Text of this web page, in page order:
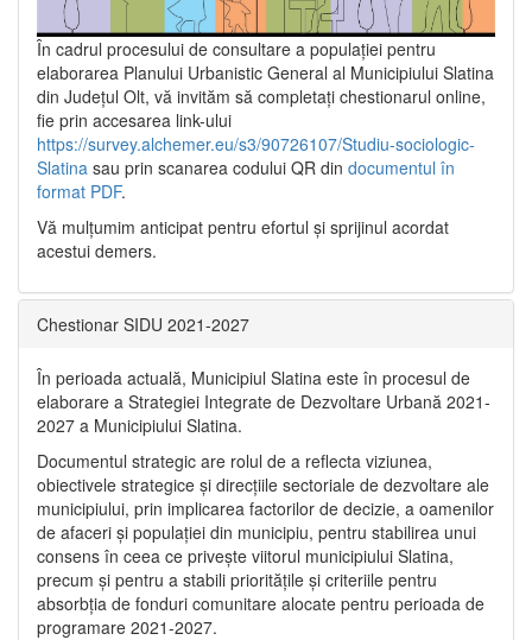
În cadrul procesului de consultare a populaţiei pentru
elaborarea Planului Urbanistic General al Municipiului Slatina
din Județul Olt, vă invităm să completați chestionarul online,
fie prin accesarea link-ului
https://survey.alchemer.eu/s3/90726107/Studiu-sociologic-
Slatina sau prin scanarea codului QR din documentul în
format PDF.
Vă mulţumim anticipat pentru efortul şi sprijinul acordat
acestui demers.
Chestionar SIDU 2021-2027
În perioada actuală, Municipiul Slatina este în procesul de
elaborare a Strategiei Integrate de Dezvoltare Urbană 2021‐
2027 a Municipiului Slatina.
Documentul strategic are rolul de a reflecta viziunea,
obiectivele strategice și direcțiile sectoriale de dezvoltare ale
municipiului, prin implicarea factorilor de decizie, a oamenilor
de afaceri și populației din municipiu, pentru stabilirea unui
consens în ceea ce privește viitorul municipiului Slatina,
precum și pentru a stabili prioritățile și criteriile pentru
absorbția de fonduri comunitare alocate pentru perioada de
programare 2021-2027.